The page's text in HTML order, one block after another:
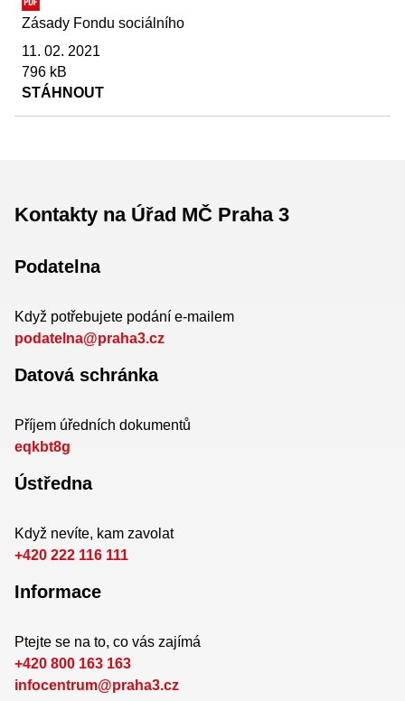
Zásady Fondu sociálního
11. 02. 2021
796 kB
STÁHNOUT
Kontakty na Úřad MČ Praha 3
Podatelna
Když potřebujete podání e-mailem
podatelna@praha3.cz
Datová schránka
Příjem úředních dokumentů
eqkbt8g
Ústředna
Když nevíte, kam zavolat
+420 222 116 111
Informace
Ptejte se na to, co vás zajímá
+420 800 163 163
infocentrum@praha3.cz